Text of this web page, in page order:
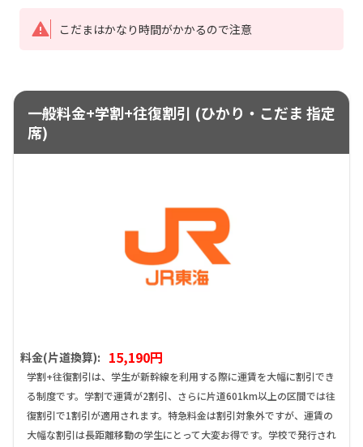
こだまはかなり時間がかかるので注意
一般料金+学割+往復割引 (ひかり・こだま 指定
席)
料金(片道換算): 15,190円
学割+往復割引は、学生が新幹線を利用する際に運賃を大幅に割引でき
る制度です。学割で運賃が2割引、さらに片道601km以上の区間では往
復割引で1割引が適用されます。特急料金は割引対象外ですが、運賃の
大幅な割引は長距離移動の学生にとって大変お得です。学校で発行され